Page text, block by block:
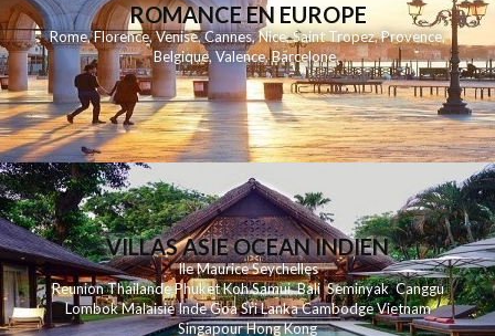
ROMANCE EN EUROPE
Rome,Florence,Venise,Cannes,Nice,Saint Tropez,Provence,
Belgique,Valence,Barcelone,
VILLAS ASIE OCEAN INDIEN
Ile MauriceSeychelles
ReunionThailandePhuketKohSamui Bali SeminyakCanggu
LombokMalaisieIndeGoaSri LankaCambodgeVietnam
SingapourHong Kong